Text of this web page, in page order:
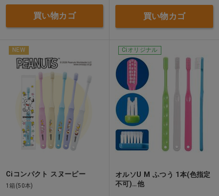
買い物カゴ 買い物カゴ
NEW
Ciコンパクト スヌーピー
1箱(50本)
Ciオリジナル
オルソU M ふつう 1本(色指定
不可)…他